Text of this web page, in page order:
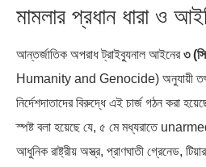
মামলার প্রধান ধারা ও
আন্তর্জাতিক অপরাধ ট্রাইব্যুনাল আইনের৩
Humanity and Genocide) অনুযায়ী
নির্দেশদাতাদের বিরুদ্ধে এই চার্জ গঠন করা
স্পষ্ট বলা হয়েছে যে, ৫ মে মধ্যরাতে unarmed
আধুনিক রাষ্ট্রীয় অস্ত্র, প্রাণঘাতী গ্রেনেড,